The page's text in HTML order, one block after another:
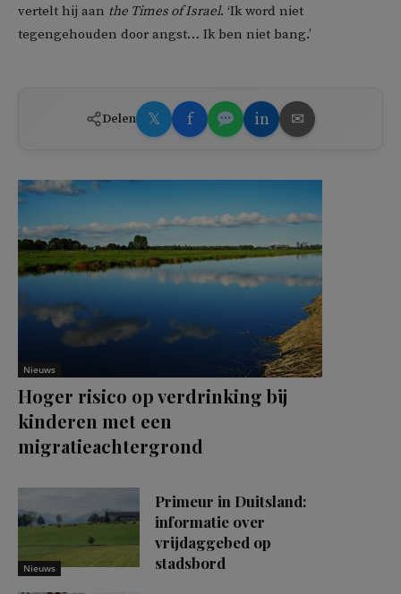
vertelt hij aan the Times of Israel. ‘Ik word niet
tegengehouden door angst… Ik ben niet bang.’
Delen 𝕏 f in ✉
Nieuws
Hoger risico op verdrinking bij
kinderen met een
migratieachtergrond
Nieuws
Primeur in Duitsland:
informatie over
vrijdaggebed op
stadsbord